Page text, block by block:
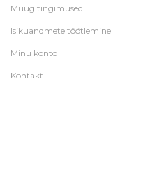
Müügitingimused
Isikuandmete töötlemine
Minu konto
Kontakt